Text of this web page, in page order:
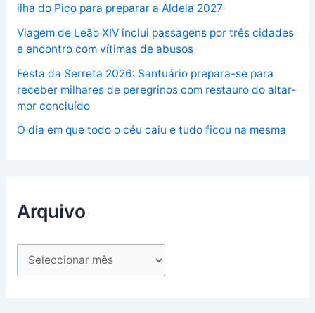
ilha do Pico para preparar a Aldeia 2027
Viagem de Leão XIV inclui passagens por três cidades
e encontro com vítimas de abusos
Festa da Serreta 2026: Santuário prepara-se para
receber milhares de peregrinos com restauro do altar-
mor concluído
O dia em que todo o céu caiu e tudo ficou na mesma
Arquivo